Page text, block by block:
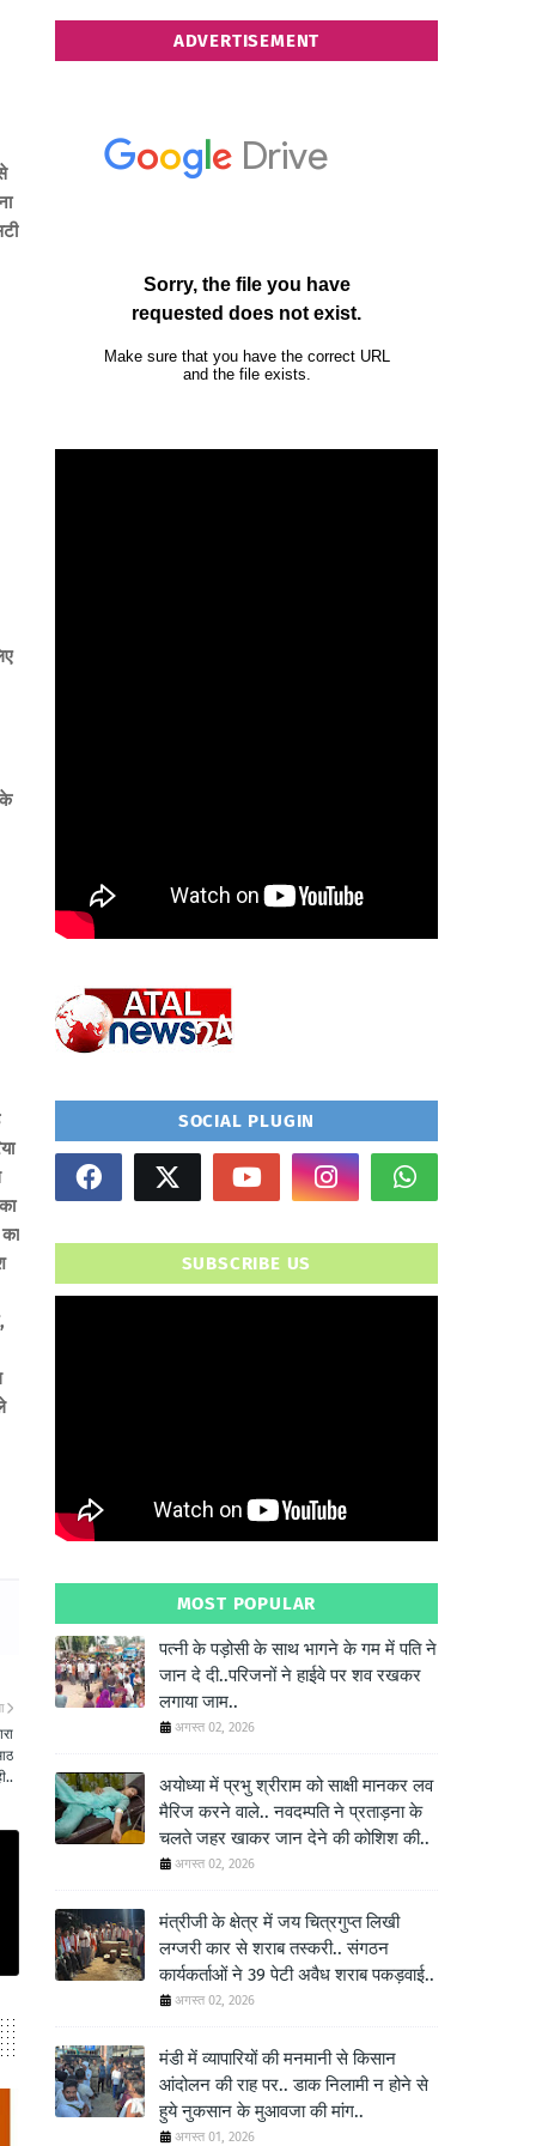
ADVERTISEMENT
SOCIAL PLUGIN
SUBSCRIBE US
MOST POPULAR
पत्नी के पड़ोसी के साथ भागने के गम में पति ने
जान दे दी..परिजनों ने हाईवे पर शव रखकर
लगाया जाम..
अगस्त 02, 2026
अयोध्या में प्रभु श्रीराम को साक्षी मानकर लव
मैरिज करने वाले.. नवदम्पति ने प्रताड़ना के
चलते जहर खाकर जान देने की कोशिश की..
अगस्त 02, 2026
मंत्रीजी के क्षेत्र में जय चित्रगुप्त लिखी
लग्जरी कार से शराब तस्करी.. संगठन
कार्यकर्ताओं ने 39 पेटी अवैध शराब पकड़वाई..
अगस्त 02, 2026
मंडी में व्यापारियों की मनमानी से किसान
आंदोलन की राह पर.. डाक निलामी न होने से
हुये नुकसान के मुआवजा की मांग..
अगस्त 01, 2026